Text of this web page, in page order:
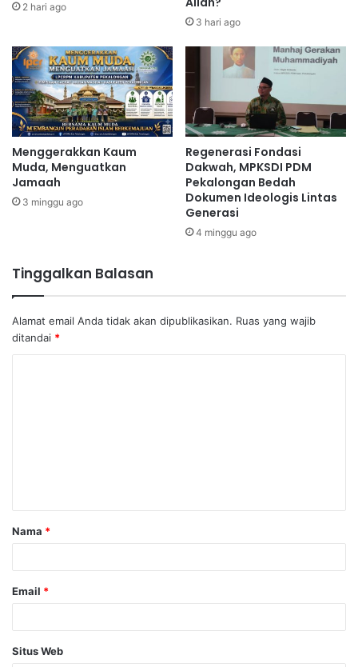
2 hari ago
3 hari ago
Menggerakkan Kaum
Muda, Menguatkan
Jamaah
3 minggu ago
Regenerasi Fondasi
Dakwah, MPKSDI PDM
Pekalongan Bedah
Dokumen Ideologis Lintas
Generasi
4 minggu ago
Tinggalkan Balasan
Alamat email Anda tidak akan dipublikasikan. Ruas yang wajib
ditandai *
a
r
Nama *
Email *
Situs Web